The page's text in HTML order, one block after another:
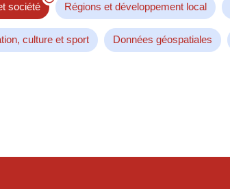
société Régions et développement local
culture et sport Données géospatiales